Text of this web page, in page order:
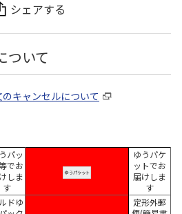
シェアする
ついて
キャンセルについて
パッ
でお
しま
す
ゆうパケ
ットでお
届けしま
す
ドゆ
定形外郵